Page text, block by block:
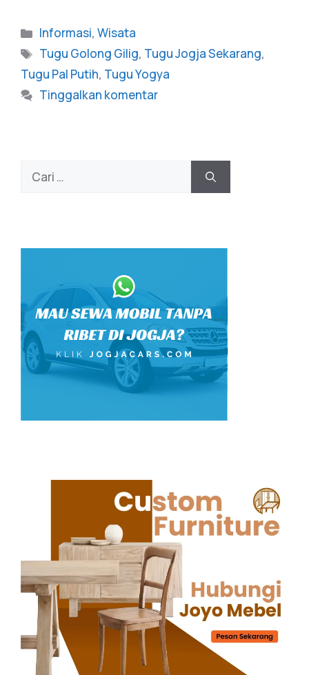
Informasi,Wisata
Tugu Golong Gilig, Tugu Jogja Sekarang,
Tugu Pal Putih, Tugu Yogya
Tinggalkan komentar